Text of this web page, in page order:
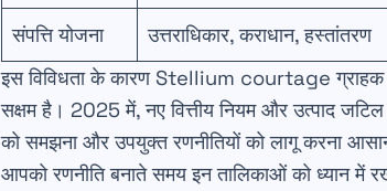
संपत्ति योजना उत्तराधिकार, कराधान, हस्तांतरण
इस विविधता के कारण Stellium courtage ग्राहक
सक्षम है। 2025 में, नए वित्तीय नियम और उत्पाद
को समझना और उपयुक्त रणनीतियों को लागू करना
आपको रणनीति बनाते समय इन तालिकाओं को ध्यान में